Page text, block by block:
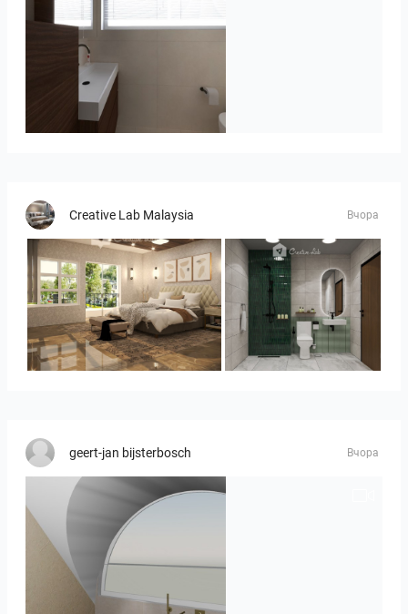
Badkamerhuis
Creative Lab Malaysia Вчора
YUSMAN_BEDROOM KHAI_BATHROOM
geert-jan bijsterbosch Вчора